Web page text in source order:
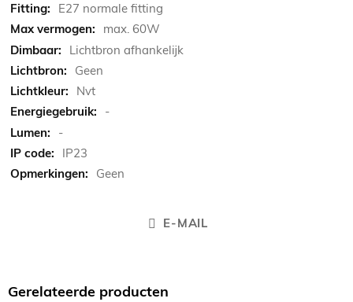
E27 normale fitting
max. 60W
Lichtbron afhankelijk
Geen
Nvt
-
-
IP23
Geen
E-MAIL
Gerelateerde producten